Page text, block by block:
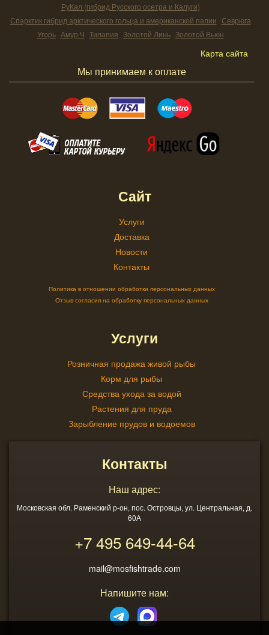
РуКал (гибрид Русского осетра и Калуги)
Спарктик гибрид арктического гольца и американской палии Севрюга
Угорь Амур Ч Тилапия Золотой Линь Золотой Вьюн
Карта сайта
Мы принимаем к оплате
Сайт
Услуги
Доставка
Новости
Контакты
Политика в отношении обработки персональных данных
Отзыв согласия на обработку персональных данных
Услуги
Розничная продажа живой рыбы
Корм для рыбы
Средства ухода за водой
Растения для пруда
Зарыбление прудов и водоемов
Контакты
Наш адрес:
Московская обл. Раменский р-он, пос. Островцы, ул. Центральная, д.
60А
+7 495649-44-64
mail@mosfishtrade.com
Напишите нам: